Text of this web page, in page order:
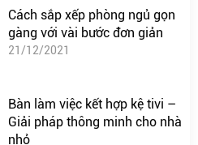
Cách sắp xếp phòng ngủ gọn
gàng với vài bước đơn giản
21/12/2021
Bàn làm việc kết hợp kệ tivi –
Giải pháp thông minh cho nhà
nhỏ